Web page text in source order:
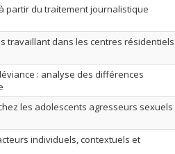
partir du traitement journalistique
travaillant dans les centres résidentiels
: analyse des différences
les adolescents agresseurs sexuels
individuels, contextuels et